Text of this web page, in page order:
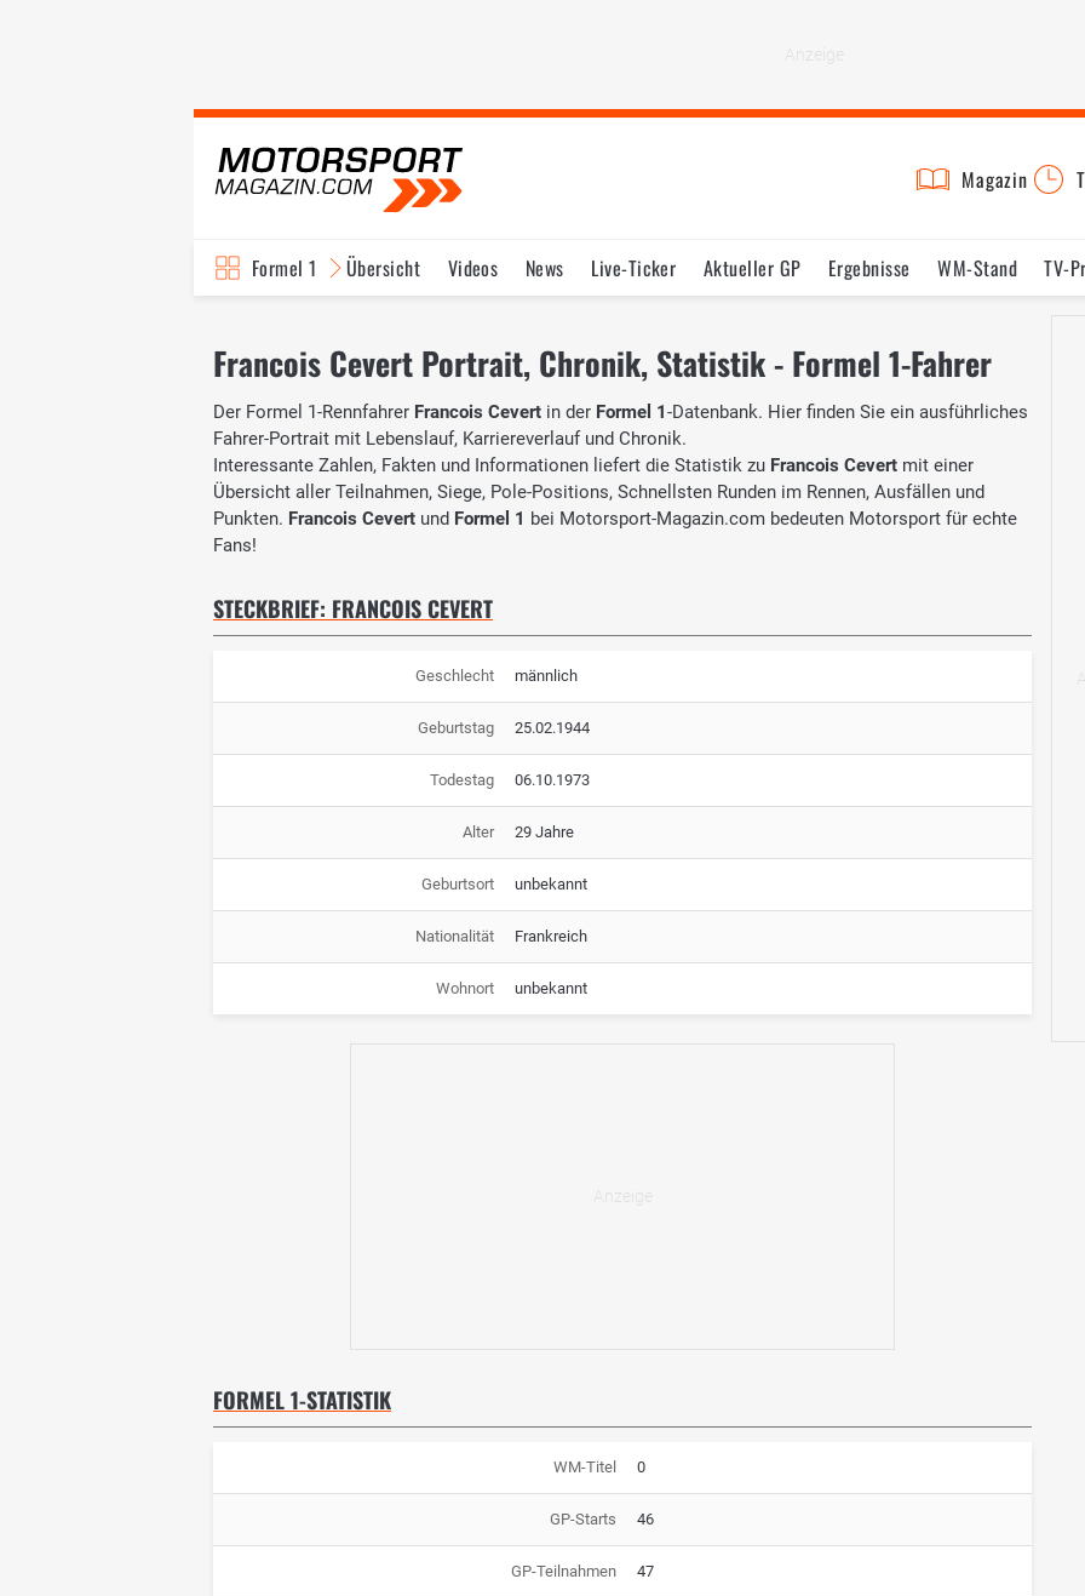
Magazin
Formel 1 Übersicht Videos News Live-Ticker Aktueller GP Ergebnisse WM-Stand
TV-
Francois Cevert Portrait, Chronik, Statistik - Formel 1-Fahrer
Der Formel 1-Rennfahrer Francois Cevert in der Formel 1-Datenbank. Hier finden Sie ein ausführliches
Fahrer-Portrait mit Lebenslauf, Karriereverlauf und Chronik.
Interessante Zahlen, Fakten und Informationen liefert die Statistik zu Francois Cevert mit einer
Übersicht aller Teilnahmen, Siege, Pole-Positions, Schnellsten Runden im Rennen, Ausfällen und
Punkten. Francois Cevert und Formel 1 bei Motorsport-Magazin.com bedeuten Motorsport für echte
Fans!
STECKBRIEF: FRANCOIS CEVERT
Geschlecht männlich
Geburtstag 25.02.1944
Todestag 06.10.1973
Alter 29 Jahre
Geburtsort unbekannt
Nationalität Frankreich
Wohnort unbekannt
FORMEL 1-STATISTIK
WM-Titel 0
GP-Starts 46
GP-Teilnahmen 47